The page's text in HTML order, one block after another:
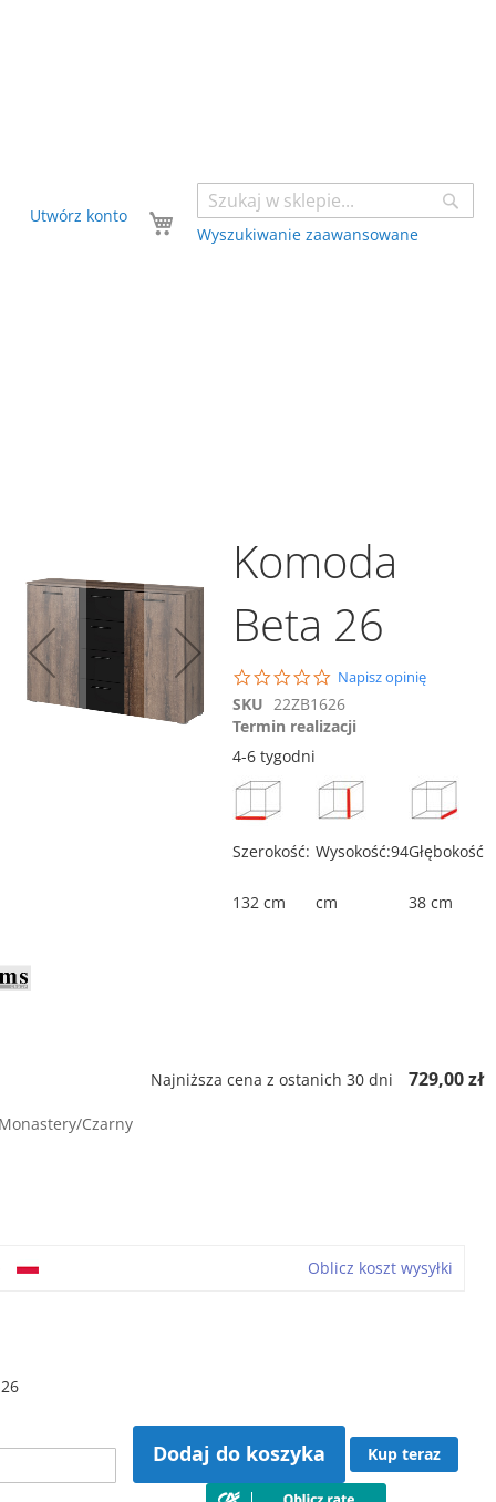
Wyszukiwanie zaawansowane
Twój koszyk
Utwórz konto
Komoda
Beta 26
0.0
star
rating
Napisz opinię
SKU 22ZB1626
Termin realizacji
4-6 tygodni
Szerokość:
132 cm
Wysokość:94
cm
Głębokość
38 cm
Najniższa cena z ostanich 30 dni 729,00 zł
Czarny
Oblicz koszt wysyłki
Dodaj do koszyka Kup teraz
Dodaj do koszyka
Porównaj
Szafa ubraniowa Beta
56
Dodaj do koszyka Porównaj